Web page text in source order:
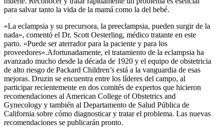
para salvar tanto la vida de la mamá como la del bebé.
«La eclampsia y su precursora, la preeclampsia, pueden surgir de la
nada», comentó el Dr. Scott Oesterling, médico tratante en este
parto. «Puede ser aterrador para la paciente y para los
proveedores».Afortunadamente, el tratamiento de la eclampsia ha
avanzado mucho desde la década de 1920 y el equipo de obstetricia
de alto riesgo de Packard Children’s está a la vanguardia de esas
mejoras. Druzin se encuentra entre los líderes del campo, al
participar recientemente en dos comités de expertos que hicieron
recomendaciones al American College of Obstetrics and
Gynecology y también al Departamento de Salud Pública de
California sobre cómo diagnosticar y tratar el problema. Las nuevas
recomendaciones se publicarán pronto.